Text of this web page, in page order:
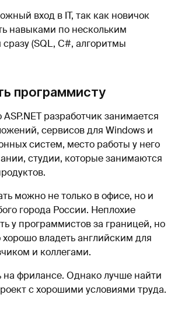
вход в IT, так как новичок
навыками по нескольким
(SQL, C#, алгоритмы
программисту
ASP.NET разработчик занимается
сервисов для Windows и
систем, место работы у него
студии, которые занимаются
можно не только в офисе, но и
города России. Неплохие
у программистов за границей, но
владеть английским для
и коллегами.
фрилансе. Однако лучше найти
с хорошими условиями труда.